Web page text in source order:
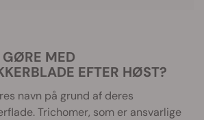
EFTER HØST?
navn på grund af deres
Trichomer, som er ansvarlige